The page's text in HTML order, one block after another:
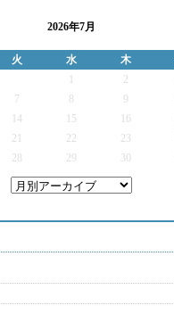
2026年7月
火 水 木
2
7 9
14 15 16
21 22 23
28 29 30